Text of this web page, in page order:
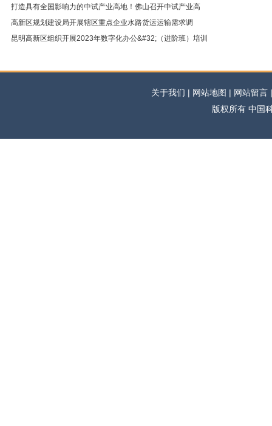
打造具有全国影响力的中试产业高地！佛山召开中试产业高
高新区规划建设局开展辖区重点企业水路货运运输需求调
昆明高新区组织开展2023年数字化办公&#32;（进阶班）培训
关于我们 | 网站地图 | 网站留
版权所有 中国